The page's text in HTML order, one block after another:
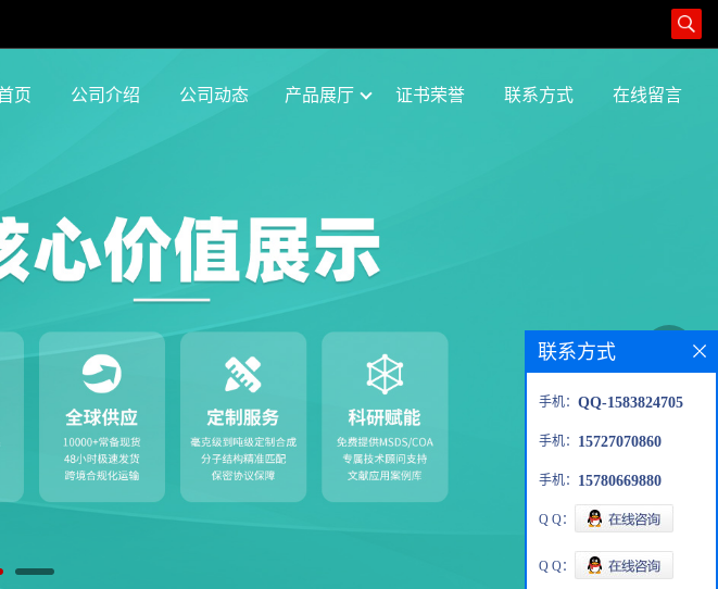
页 公司介绍 公司动态 产品展厅 证书荣誉 联系方式 在线留言
联系方式
手机： QQ-1583824705
手机： 15727070860
手机： 15780669880
Q Q：
Q Q：